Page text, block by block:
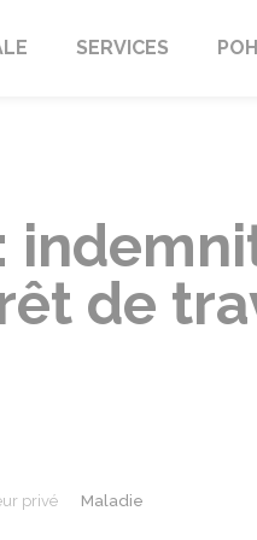
SERVICES
de
privé
Maladie